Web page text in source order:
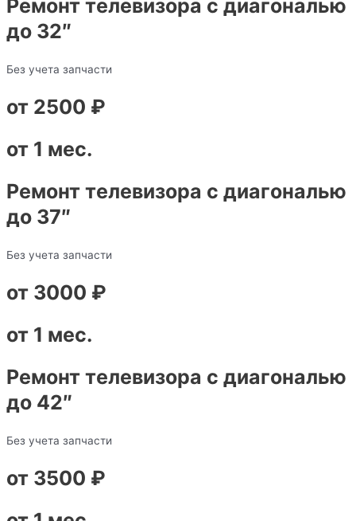
Ремонт телевизора с диагональю
до 32″
Без учета запчасти
от 2500 ₽
от 1 мес.
Ремонт телевизора с диагональю
до 37″
Без учета запчасти
от 3000 ₽
от 1 мес.
Ремонт телевизора с диагональю
до 42″
Без учета запчасти
от 3500 ₽